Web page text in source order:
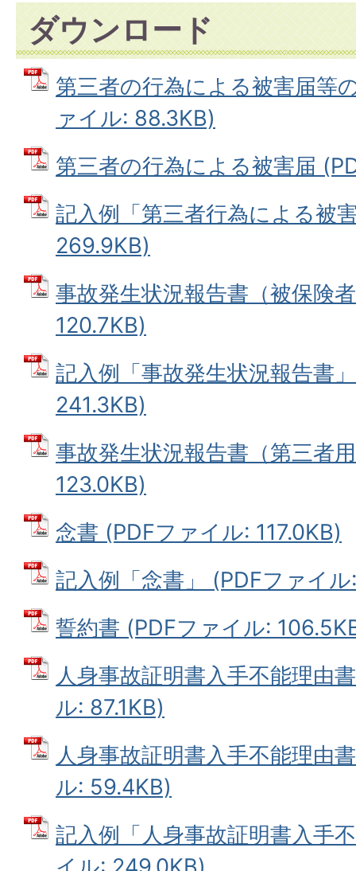
ダウンロード
第三者の行為による被害届等
ァイル: 88.3KB)
第三者の行為による被害届
記入例「第三者行為による被
269.9KB)
事故発生状況報告書（被保険
120.7KB)
記入例「事故発生状況報告書
241.3KB)
事故発生状況報告書（第三者
123.0KB)
念書 (PDFファイル: 117.0KB)
記入例「念書」 (PDFファイ
誓約書 (PDFファイル:
人身事故証明書入手不能理由
ル: 87.1KB)
人身事故証明書入手不能理由
ル: 59.4KB)
記入例「人身事故証明書入手